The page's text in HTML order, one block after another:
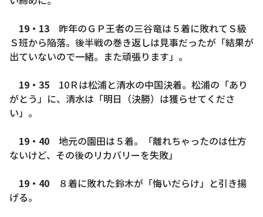
19・13 昨年のＧＰ王者の三谷竜は５着に敗れてＳ級
Ｓ班から陥落。後半戦の巻き返しは見事だったが「結果が
出ていないので一緒。また頑張ります」。
19・35 10Ｒは松浦と清水の中国決着。松浦の「あり
がとう」に、清水は「明日（決勝）は獲らせてくださ
い」。
19・40 地元の園田は５着。「離れちゃったのは仕方
ないけど、その後のリカバリーを失敗」
19・40 ８着に敗れた鈴木が「悔いだらけ」と引き揚
げる。